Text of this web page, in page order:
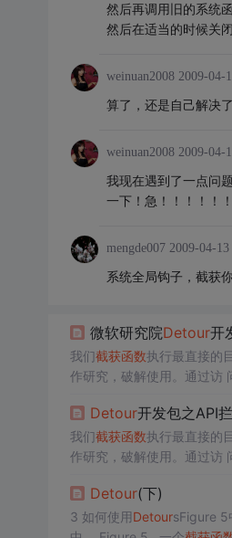
然后再调用旧的系统
然后在适当的时候关
weinuan2008 2009-04-
算了，还是自己解决
weinuan2008 2009-04-
我现在遇到了一点问
一下！急！！！！！
mengde007 2009-04-13
系统全局钩子，截获
微软研究院Detour开
我们截获函数执行最直接的
作研究，破解使用。通过访
码。本文主要讨论Detou
Detour开发包之API
我们截获函数执行最直接的
作研究，破解使用。通过访
码。本文主要讨论Detou
Detour(下)
3 如何使用DetoursFigure 5